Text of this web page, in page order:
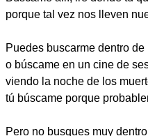
porque tal vez nos lleven
Puedes buscarme dentro
o búscame en un cine de
viendo la noche de los
tú búscame porque
Pero no busques muy